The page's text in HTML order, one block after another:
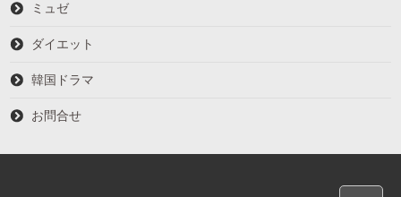
ミュゼ
ダイエット
韓国ドラマ
お問合せ